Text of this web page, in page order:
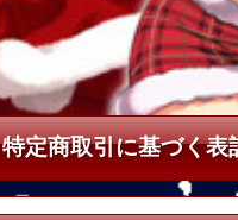
特定商取引に基づく表